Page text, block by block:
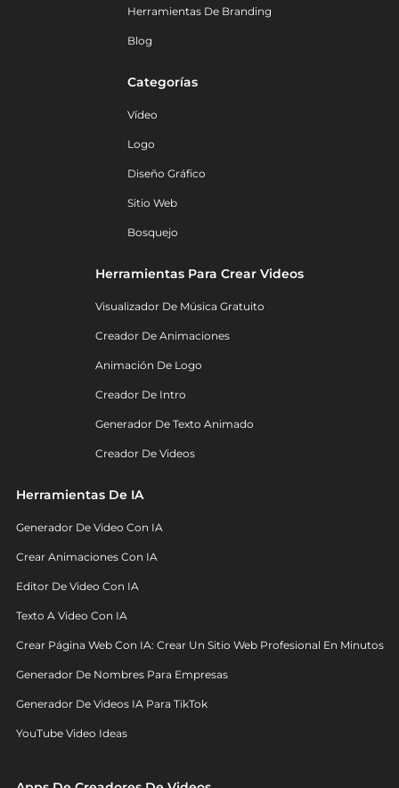
Herramientas De Branding
Blog
Categorías
Vídeo
Logo
Diseño Gráfico
Sitio Web
Bosquejo
Herramientas Para Crear Videos
Visualizador De Música Gratuito
Creador De Animaciones
Animación De Logo
Creador De Intro
Generador De Texto Animado
Creador De Videos
Herramientas De IA
Generador De Video Con IA
Crear Animaciones Con IA
Editor De Video Con IA
Texto A Video Con IA
Crear Página Web Con IA: Crear Un Sitio Web Profesional En Minutos
Generador De Nombres Para Empresas
Generador De Videos IA Para TikTok
YouTube Video Ideas